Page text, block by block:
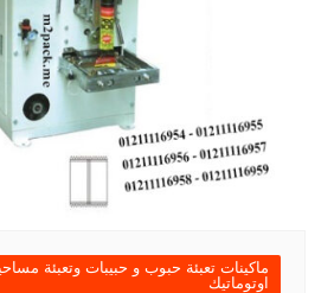
ماكينات تعبئة حبوب و حبيبات وتعبئة
اوتوماتيك